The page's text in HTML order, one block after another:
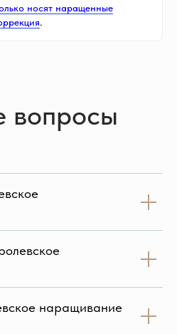
носят наращенные
.
вопросы
наращивание